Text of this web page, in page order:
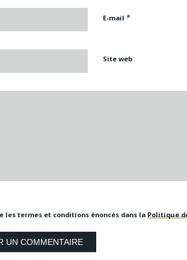
E-mail *
Site web
les termes et conditions énoncés dans la Politique